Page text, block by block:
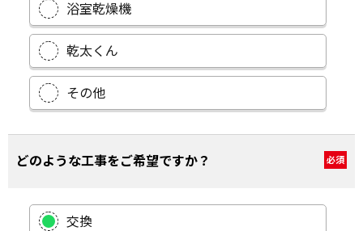
浴室乾燥機
乾太くん
その他
どのような工事をご希望ですか？ 必須
交換